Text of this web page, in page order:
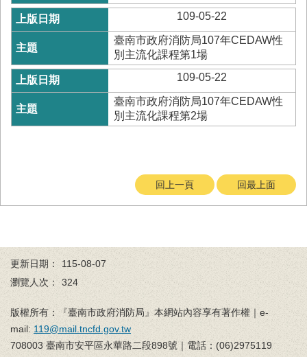
接
受
贈
與
公
開
信
南
市
政
府
站
English
109-05-22
臺南市政府消防局107年CEDAW性
別主流化課程第1場
109-05-22
臺南市政府消防局107年CEDAW性
別主流化課程第2場
回上一頁 回最上面
更新日期：
115-08-07
瀏覽人次：
324
版權所有：『臺南市政府消防局』本網站內容享有著作權｜e-
mail: 119@mail.tncfd.gov.tw
708003 臺南市安平區永華路二段898號｜電話：(06)2975119